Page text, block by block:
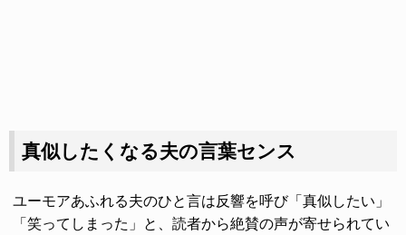
真似したくなる夫の言葉センス
ユーモアあふれる夫のひと言は反響を呼び「真似したい」
「笑ってしまった」と、読者から絶賛の声が寄せられてい